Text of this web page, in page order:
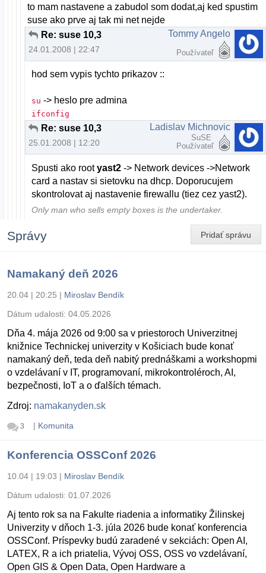
to mam nastavene a zabudol som dodat,aj ked spustim
suse ako prve aj tak mi net nejde
Re: suse 10,3
24.01.2008 | 22:47
Tommy Angelo
Používateľ
hod sem vypis tychto prikazov ::
su -> heslo pre admina
ifconfig
Re: suse 10,3
25.01.2008 | 12:20
Ladislav Michnovic
SuSE
Používateľ
Spusti ako rootyast2 -> Network devices ->Network
card a nastav si sietovku na dhcp. Doporucujem
skontrolovat aj nastavenie firewallu (tiez cez yast2).
Only man who sells empty boxes is the undertaker.
Pridať správu
Správy
Namakaný deň 2026
20.04 | 20:25 | Miroslav Bendík
Dátum udalosti: 04.05.2026
Dňa 4. mája 2026 od 9:00 sa v priestoroch Univerzitnej
knižnice Technickej univerzity v Košiciach bude konať
namakaný deň, teda deň nabitý prednáškami a workshopmi
o vzdelávaní v IT, programovaní, mikrokontroléroch, AI,
bezpečnosti, IoT a o ďalších témach.
Zdroj: namakanyden.sk
3 | Komunita
Konferencia OSSConf 2026
10.04 | 19:03 | Miroslav Bendík
Dátum udalosti: 01.07.2026
Aj tento rok sa na Fakulte riadenia a informatiky Žilinskej
Univerzity v dňoch 1-3. júla 2026 bude konať konferencia
OSSConf. Príspevky budú zaradené v sekciách: Open AI,
LATEX, R a ich priatelia, Vývoj OSS, OSS vo vzdelávaní,
Open GIS & Open Data, Open Hardware a